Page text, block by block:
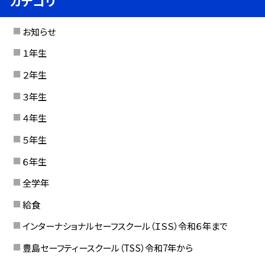
お知らせ
１年生
２年生
３年生
４年生
５年生
６年生
全学年
給食
インターナショナルセーフスクール（ＩＳＳ）令和６年まで
豊島セーフティースクール（TSS）令和7年から